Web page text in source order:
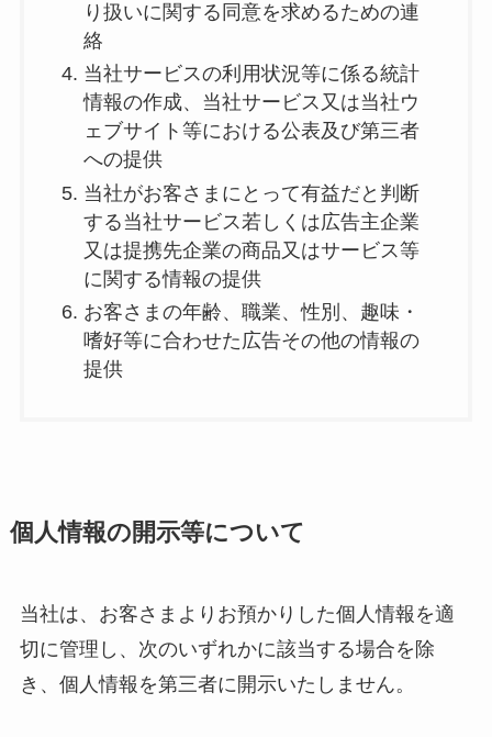
り扱いに関する同意を求めるための連
絡
当社サービスの利用状況等に係る統計
情報の作成、当社サービス又は当社ウ
ェブサイト等における公表及び第三者
への提供
当社がお客さまにとって有益だと判断
する当社サービス若しくは広告主企業
又は提携先企業の商品又はサービス等
に関する情報の提供
お客さまの年齢、職業、性別、趣味・
嗜好等に合わせた広告その他の情報の
提供
個人情報の開示等について
当社は、お客さまよりお預かりした個人情報を適
切に管理し、次のいずれかに該当する場合を除
き、個人情報を第三者に開示いたしません。